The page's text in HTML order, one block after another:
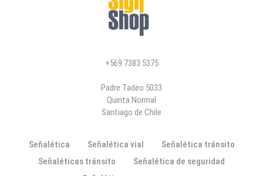
+569 7383 5375
Padre Tadeo 5033
Quinta Normal
Santiago de Chile
Señalética Señalética vial
Señalética tránsito
Señaléticas tránsito
Señalética de seguridad